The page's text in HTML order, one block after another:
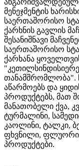
მენეჯმენტის
საერთაშორისო
ქარხნის გავლის
შესანიშნავი
საერთაშორისო
ქარხანა
თანამშრომლობა".
აწარმოებს და
პროდუქტებს, მათ
მანათობელი ქვა,
ტურმალინი,
კაოლინი, ტალკი,
ფხვნილი,
პროდუქტები.